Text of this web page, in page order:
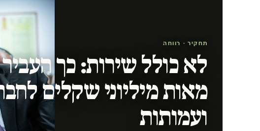
תחקיר · רווחה
לא כולל שירות: כך
מאות מיליוני שקלים
ועמותות